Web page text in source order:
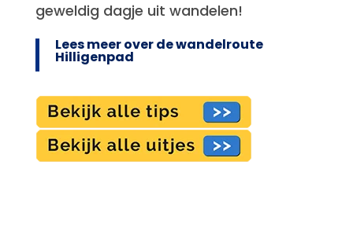
geweldig dagje uit wandelen!
Lees meer over de wandelroute
Hilligenpad